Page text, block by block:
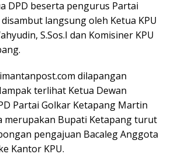
DPD beserta pengurus Partai
langsung oleh Ketua KPU
S.Sos.I dan Komisiner KPU
dilapangan
terlihat Ketua Dewan
Partai Golkar Ketapang Martin
merupakan Bupati Ketapang turut
pengajuan Bacaleg Anggota
Kantor KPU.